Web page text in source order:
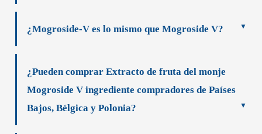
¿Mogroside-V es lo mismo que Mogroside V?
¿Pueden comprar Extracto de fruta del monje
Mogroside V ingrediente compradores de Países
Bajos, Bélgica y Polonia?